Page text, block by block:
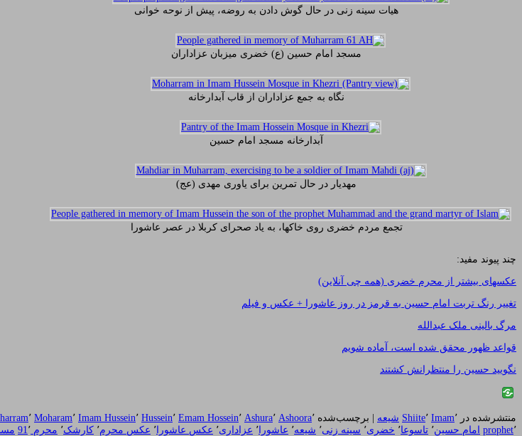
هیات سینه زنی در حال گوش دادن به روضه، پیش از نوحه خوانی
مسجد امام حسین (ع) خضری میزبان عزاداران
نگاه به جمع عزاداران از قاب آبدارخانه
آبدارخانه مسجد امام حسین
مهدیار در حال تمرین برای یاوری مهدی (عج)
تجمع مردم خضری روی خاکها، به یاد صحرای کربلا در عصر عاشورا
چند پیوند مفید:
عکسهای بیشتر از محرم خضری (همه چی آنلاین)
تغییر رنگ تربت امام حسین به قرمز در روز عاشورا + عکس و فیلم
مرگ بالینی ملک عبدالله
قواعد ظهور محقق شده است، آماده شویم
نگویید حسین را منتظرانش کشتند
منتشرشده در Imam٬ Shiite٬ شیعه برچسب‌شده Ashoora٬ Ashura٬ Emam Hossein٬ Hussein٬ Imam Hussein٬ Moharam٬ ٬
prophet٬ امام حسین٬ تاسوعا٬ خضری٬ سینه زنی٬ شیعه٬ عاشورا ٬ عزاداری٬ عکس عاشورا ٬ عکس محرم٬ کارشک٬ محرم 91 ٬